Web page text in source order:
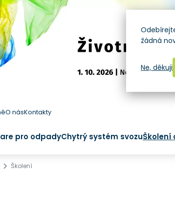
O násKontakty
pro odpadyChytrý systém svozuŠkolení
Školení
žádná
Ne, děkuji